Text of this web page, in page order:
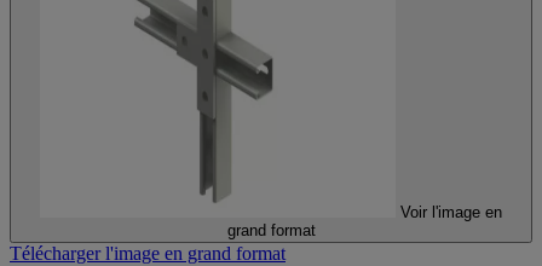
Voir l'image en
grand format
Télécharger l'image en grand format